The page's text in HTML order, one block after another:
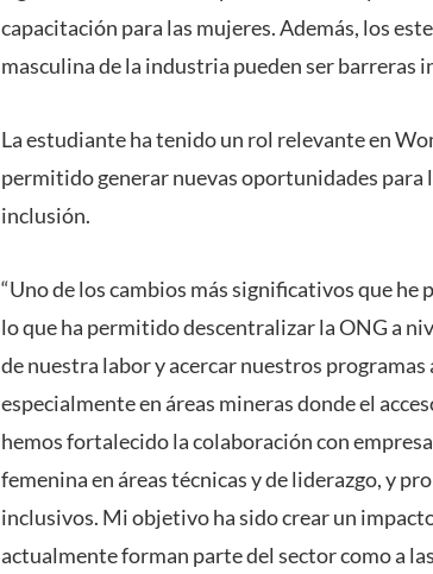
capacitación para las mujeres. Además, los
masculina de la industria pueden ser
La estudiante ha tenido un rol relevante en
permitido generar nuevas oportunidades para
inclusión.
“Uno de los cambios más significativos que
lo que ha permitido descentralizar la ONG a
de nuestra labor y acercar nuestros
especialmente en áreas mineras donde el
hemos fortalecido la colaboración con
femenina en áreas técnicas y de liderazgo, y
inclusivos. Mi objetivo ha sido crear un
actualmente forman parte del sector como a